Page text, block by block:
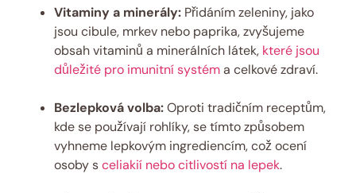
Vitaminy a minerály: Přidáním zeleniny, jako
jsou cibule, mrkev nebo paprika, zvyšujeme
obsah vitaminů a minerálních látek, které jsou
důležité pro imunitní systéma celkové zdraví.
Bezlepková volba:Oproti tradičním receptům,
kde se používají rohlíky, se tímto způsobem
vyhneme lepkovým ingrediencím, což ocení
osoby sceliakií nebo citlivostí na lepek.